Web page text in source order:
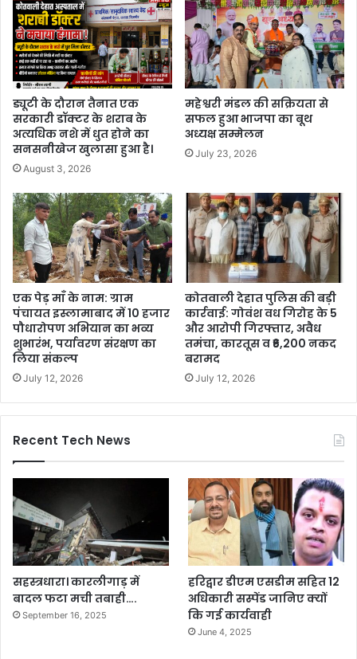
ड्यूटी के दौरान तैनात एक
सरकारी डॉक्टर के शराब के
अत्यधिक नशे में धुत होने का
सनसनीखेज खुलासा हुआ है।
August 3, 2026
महेश्वरी मंडल की सक्रियता से
सफल हुआ भाजपा का बूथ
अध्यक्ष सम्मेलन
July 23, 2026
एक पेड़ माँ के नाम: ग्राम
पंचायत इस्लामाबाद में 10 हजार
पौधारोपण अभियान का भव्य
शुभारंभ, पर्यावरण संरक्षण का
लिया संकल्प
July 12, 2026
कोतवाली देहात पुलिस की बड़ी
कार्रवाई: गोवंश वध गिरोह के 5
और आरोपी गिरफ्तार, अवैध
तमंचा, कारतूस व ₹6,200 नकद
बरामद
July 12, 2026
Recent Tech News
सहस्त्रधारा। कारलीगाड़ में
बादल फटा मची तबाही….
September 16, 2025
हरिद्वार डीएम एसडीम सहित 12
अधिकारी सस्पेंड जानिए क्यों
कि गई कार्यवाही
June 4, 2025